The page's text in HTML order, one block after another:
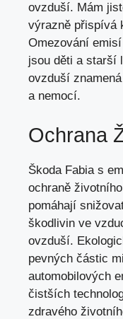
ovzduší. Mám
výrazně přispívá
Omezování
jsou děti a starší
ovzduší
a nemocí.
Ochrana
Škoda Fabia s
ochraně
pomáhají
škodlivin ve
ovzduší.
pevných částic
automobilových
čistších
zdravého